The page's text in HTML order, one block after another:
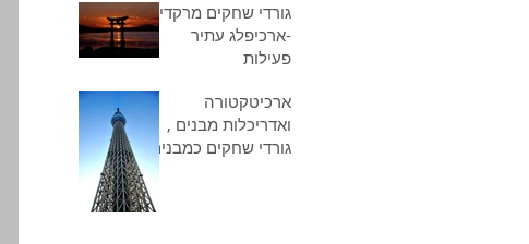
הטירות,דרך אומנות
המכחול ועד לענף
הפרח
גורדי שחקים מרקדים
-ארכיפלג עתיר
פעילות
הנדסיים
ארכיטקטורה
ואדריכלות מבנים ,
גורדי שחקים כמבנים